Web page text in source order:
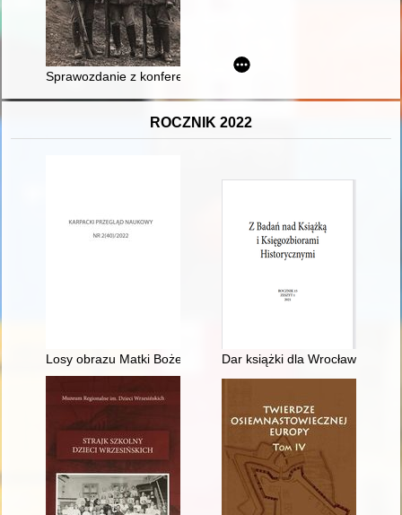
Sprawozdanie z konferencji naukowej „Rok 1920 na Górnym
ROCZNIK 2022
Losy obrazu Matki Bożej Krechowieckiej po 1939 roku
Dar książki dla Wrocławia i